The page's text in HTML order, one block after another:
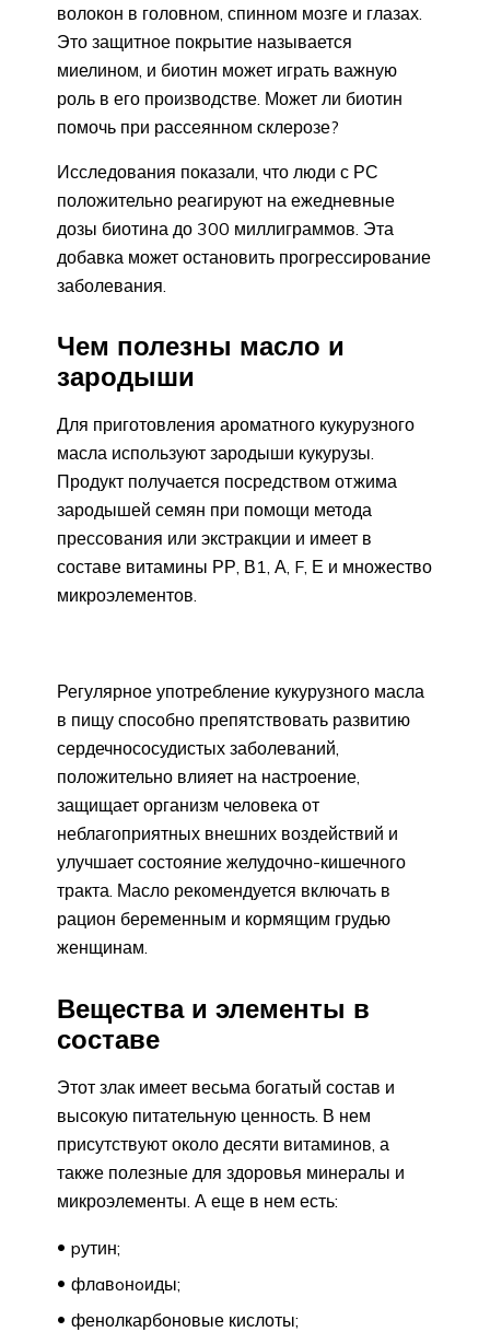
волокон в головном, спинном мозге и глазах.
Это защитное покрытие называется
миелином, и биотин может играть важную
роль в его производстве. Может ли биотин
помочь при рассеянном склерозе?
Исследования показали, что люди с РС
положительно реагируют на ежедневные
дозы биотина до 300 миллиграммов. Эта
добавка может остановить прогрессирование
заболевания.
Чем полезны масло и
зародыши
Для приготовления ароматного кукурузного
масла используют зародыши кукурузы.
Продукт получается посредством отжима
зародышей семян при помощи метода
прессования или экстракции и имеет в
составе витамины РР, В1, А, F, Е и множество
микроэлементов.
Регулярное употребление кукурузного масла
в пищу способно препятствовать развитию
сердечнососудистых заболеваний,
положительно влияет на настроение,
защищает организм человека от
неблагоприятных внешних воздействий и
улучшает состояние желудочно-кишечного
тракта. Масло рекомендуется включать в
рацион беременным и кормящим грудью
женщинам.
Вещества и элементы в
составе
Этот злак имеет весьма богатый состав и
высокую питательную ценность. В нем
присутствуют около десяти витаминов, а
также полезные для здоровья минералы и
микроэлементы. А еще в нем есть:
pутин;
флaвoнoиды;
фенолкарбоновые кислоты;